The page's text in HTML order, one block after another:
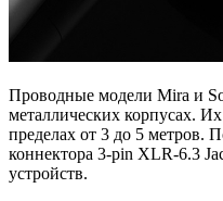
Проводные модели Mira и
металлических корпусах.
пределах от 3 до 5
коннектора 3-pin XLR-6.3
устройств.